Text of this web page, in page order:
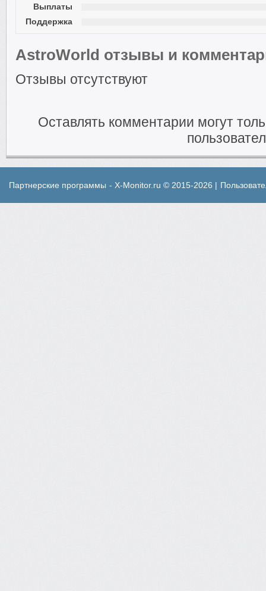
Выплаты
Поддержка
AstroWorld отзывы и
Отзывы отсутствуют
Оставлять комментарии могут
Партнерские программы - X-Monitor.ru © 2015-2026 |